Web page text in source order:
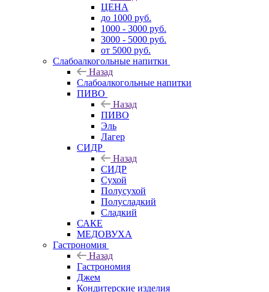
ЦЕНА
до 1000 руб.
1000 - 3000 руб.
3000 - 5000 руб.
от 5000 руб.
Слабоалкогольные напитки
Назад
Слабоалкогольные напитки
ПИВО
Назад
ПИВО
Эль
Лагер
СИДР
Назад
СИДР
Сухой
Полусухой
Полусладкий
Сладкий
САКЕ
МЕДОВУХА
Гастрономия
Назад
Гастрономия
Джем
Кондитерские изделия